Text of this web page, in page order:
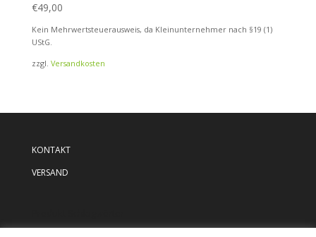
€49,00
Kein Mehrwertsteuerausweis, da Kleinunternehmer nach §19 (1)
UStG.
zzgl. Versandkosten
KONTAKT
VERSAND